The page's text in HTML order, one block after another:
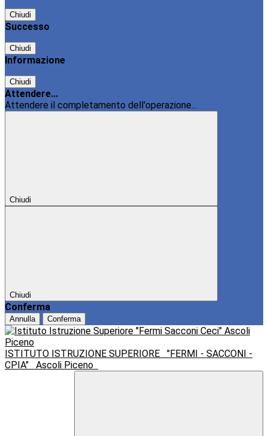
Chiudi
Successo
Chiudi
Informazione
Chiudi
Attendere...
Attendere il completamento dell'operazione...
Chiudi
Chiudi
Conferma
Annulla Conferma
ISTITUTO ISTRUZIONE SUPERIORE
"FERMI - SACCONI -
CPIA"
Ascoli Piceno